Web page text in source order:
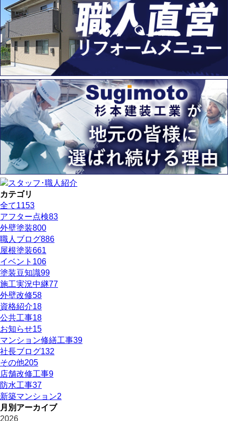
カテゴリ
全て1153
アフター点検83
外壁塗装800
職人ブログ886
屋根塗装661
イベント 106
塗装豆知識99
施工実況中継77
外壁改修58
資格紹介18
公共工事18
お知らせ15
マンション修繕工事39
社長ブログ132
その他205
店舗改修工事9
防水工事37
新築マンション2
月別アーカイブ
2026